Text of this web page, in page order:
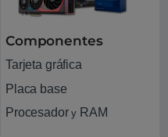
Componentes
Tarjeta gráfica
Placa base
Procesador y RAM